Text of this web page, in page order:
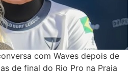
com Waves depois de
de final do Rio Pro na Praia